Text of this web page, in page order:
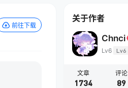
前往下载
关于作者
Chnci
Lv6 Lv6
文章
1734
评论
89